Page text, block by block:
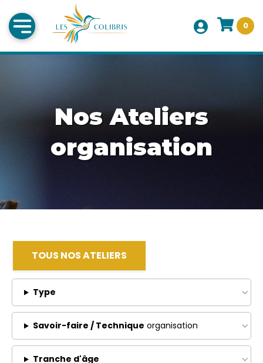
0
Nos Ateliers
organisation
TOUS NOS ATELIERS
Type
Savoir-faire / Technique organisation
Tranche d'âge